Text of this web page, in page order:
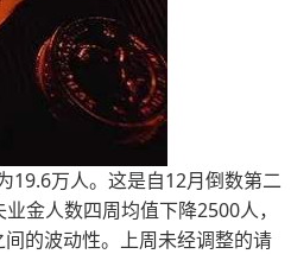
19.6万人。这是自12月倒数第二
金人数四周均值下降2500人，
的波动性。上周未经调整的请